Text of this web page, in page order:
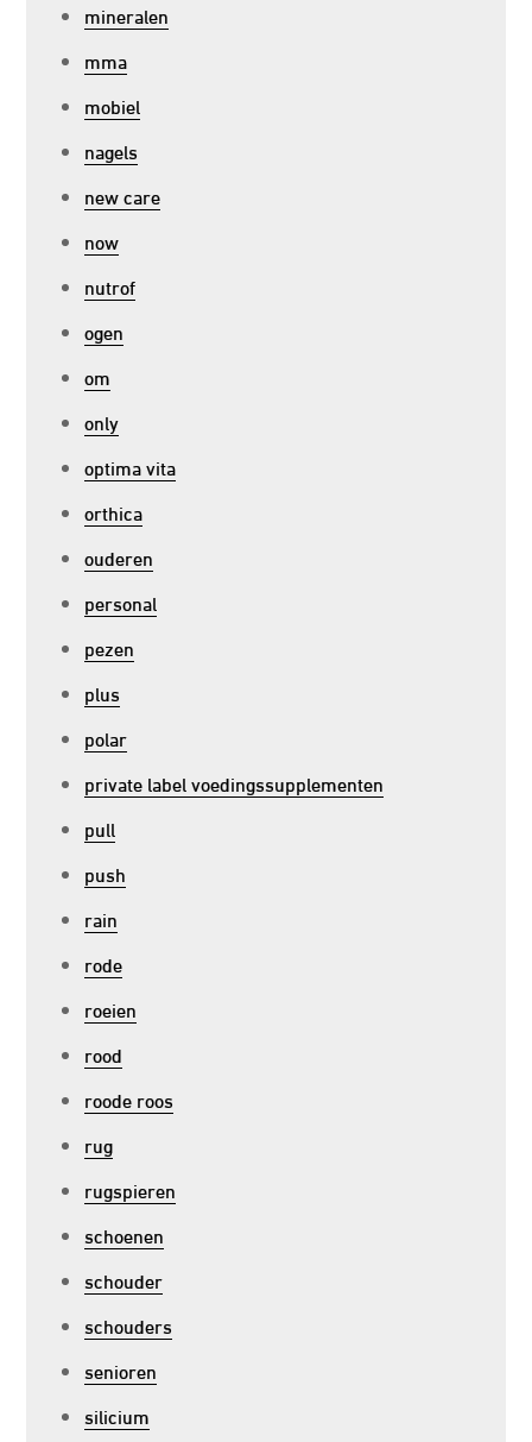
mineralen
mma
mobiel
nagels
new care
now
nutrof
ogen
om
only
optima vita
orthica
ouderen
personal
pezen
plus
polar
private label voedingssupplementen
pull
push
rain
rode
roeien
rood
roode roos
rug
rugspieren
schoenen
schouder
schouders
senioren
silicium